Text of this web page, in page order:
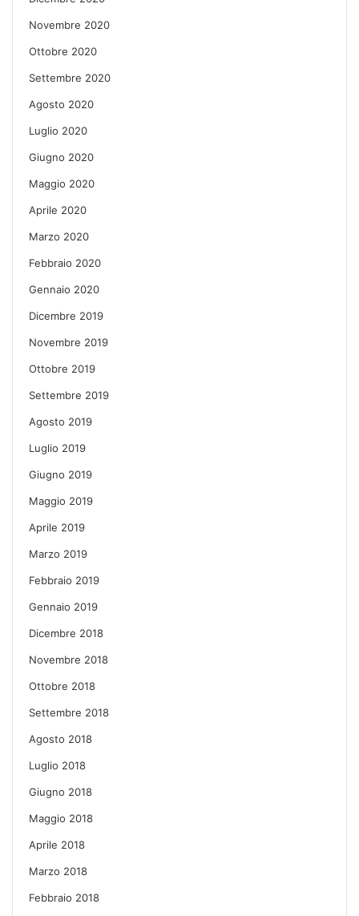
Novembre 2020
Ottobre 2020
Settembre 2020
Agosto 2020
Luglio 2020
Giugno 2020
Maggio 2020
Aprile 2020
Marzo 2020
Febbraio 2020
Gennaio 2020
Dicembre 2019
Novembre 2019
Ottobre 2019
Settembre 2019
Agosto 2019
Luglio 2019
Giugno 2019
Maggio 2019
Aprile 2019
Marzo 2019
Febbraio 2019
Gennaio 2019
Dicembre 2018
Novembre 2018
Ottobre 2018
Settembre 2018
Agosto 2018
Luglio 2018
Giugno 2018
Maggio 2018
Aprile 2018
Marzo 2018
Febbraio 2018